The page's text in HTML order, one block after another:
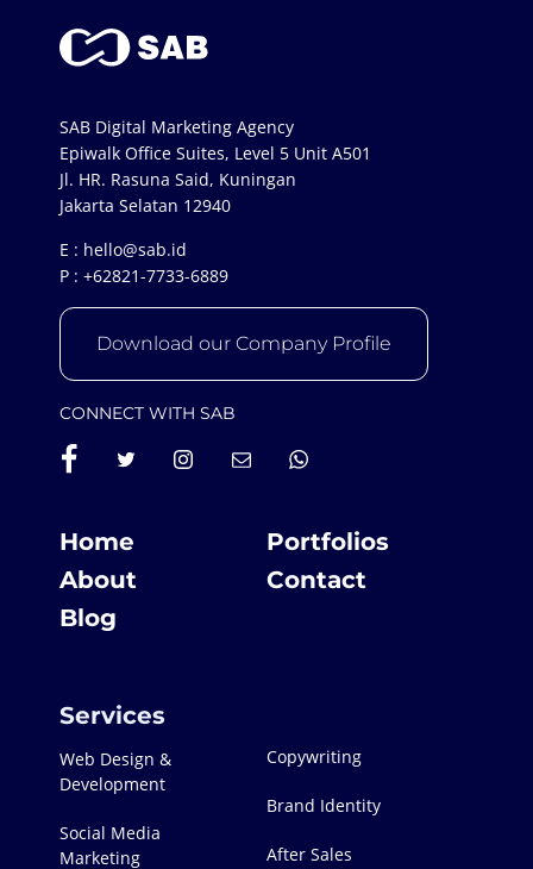
SAB Digital Marketing Agency
Epiwalk Office Suites, Level 5 Unit A501
Jl. HR. Rasuna Said, Kuningan
Jakarta Selatan 12940
E : hello@sab.id
P : +62821-7733-6889
Download our Company Profile
CONNECT WITH SAB
Home
Portfolios
About
Contact
Blog
Services
Web Design &
Development
Social Media
Marketing
Copywriting
Brand Identity
After Sales